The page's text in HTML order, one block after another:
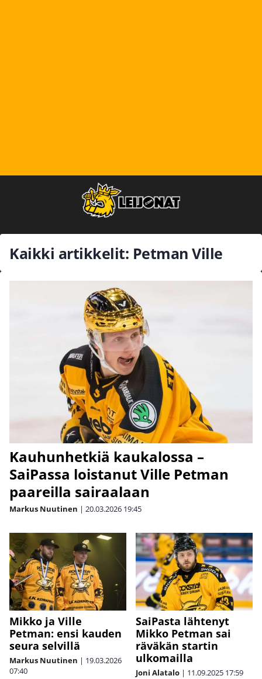
Kaikki artikkelit: Petman Ville
Kauhunhetkiä kaukalossa –
SaiPassa loistanut Ville Petman
paareilla sairaalaan
Markus Nuutinen | 20.03.2026 19:45
Mikko ja Ville
Petman: ensi kauden
seura selvillä
Markus Nuutinen | 19.03.2026
07:40
SaiPasta lähtenyt
Mikko Petman sai
räväkän startin
ulkomailla
Joni Alatalo | 11.09.2025 17:59